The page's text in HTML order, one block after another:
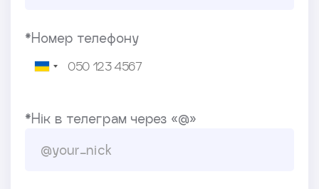
*Номер телефону
*Нік в телеграм через «@»